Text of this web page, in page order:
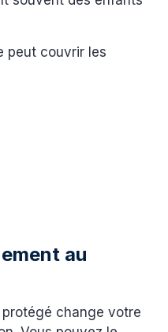
peut couvrir les
au
change votre